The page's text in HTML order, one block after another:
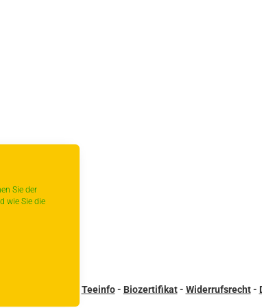
Sie der
wie Sie die
Teeinfo- Biozertifikat- Widerrufsrecht-